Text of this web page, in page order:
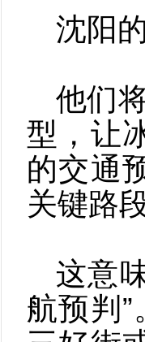
沈阳
他们
型，让
的交通
关键路
这意
航预判